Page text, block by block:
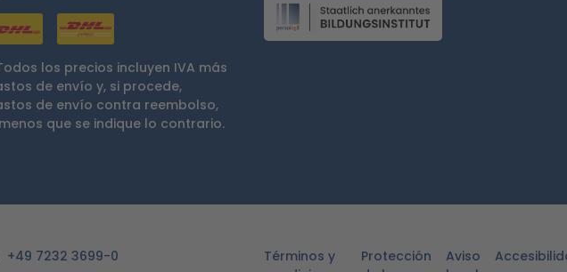
los precios incluyen IVA más
de envío y, si procede,
de envío contra reembolso,
que se indique lo contrario.
+49 7232 3699-0
Términos y
Protección
Aviso